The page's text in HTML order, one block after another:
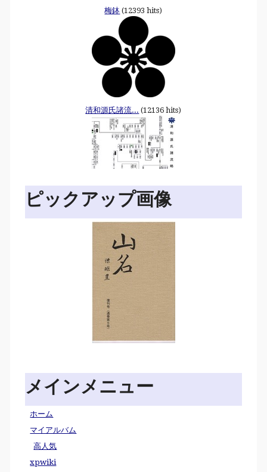
梅鉢 (12393 hits)
清和源氏諸流... (12136 hits)
ピックアップ画像
メインメニュー
ホーム
マイアルバム
高人気
xpwiki